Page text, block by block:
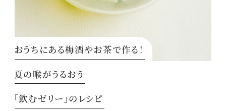
おうちにある梅酒やお茶で作る！
夏の喉がうるおう
「飲むゼリー」のレシピ